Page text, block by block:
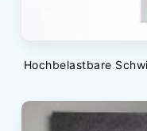
Hochbelastbare